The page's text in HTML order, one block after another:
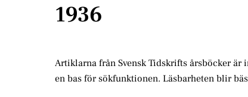
1936
Artiklarna från Svensk Tidskrifts årsböcker är
en bas för sökfunktionen. Läsbarheten blir